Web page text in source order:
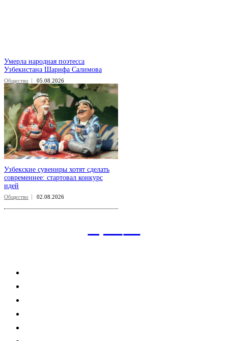
Умерла народная поэтесса
Узбекистана Шарифа Салимова
Общество 05.08.2026
Узбекские сувениры хотят сделать
современнее: стартовал конкурс
идей
Общество 02.08.2026